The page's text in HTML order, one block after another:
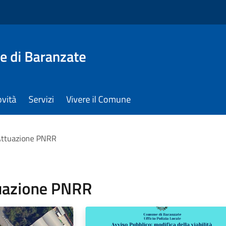
di Baranzate
Servizi Vivere il Comune
PNRR
PNRR